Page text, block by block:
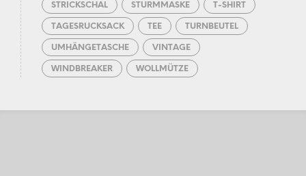
STRICKSCHAL STURMMASKE T-SHIRT
TAGESRUCKSACK TEE TURNBEUTEL
UMHÄNGETASCHE VINTAGE
WINDBREAKER WOLLMÜTZE